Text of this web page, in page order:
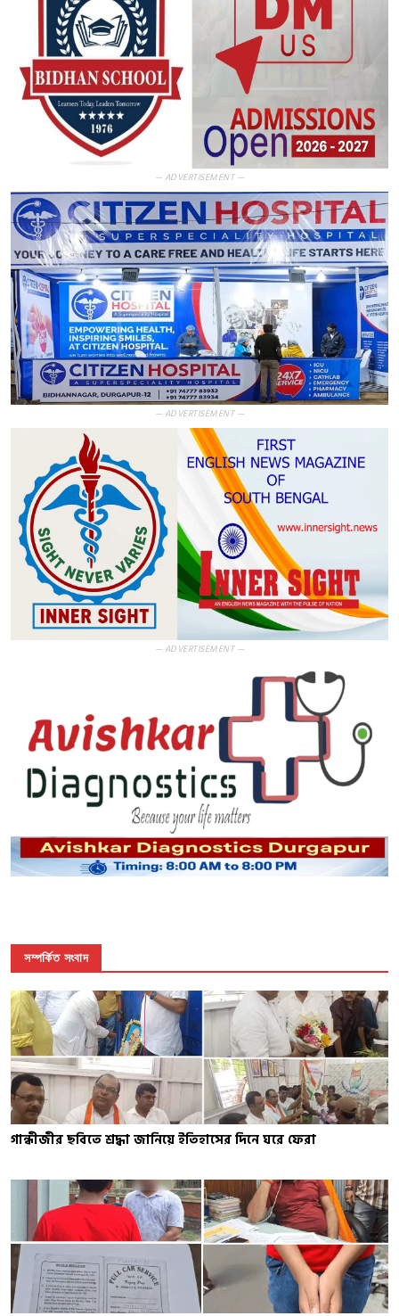
— ADVERTISEMENT —
— ADVERTISEMENT —
— ADVERTISEMENT —
সম্পর্কিত সংবাদ
গান্ধীজীর ছবিতে শ্রদ্ধা জানিয়ে ইতিহাসের দিনে ঘরে ফেরা